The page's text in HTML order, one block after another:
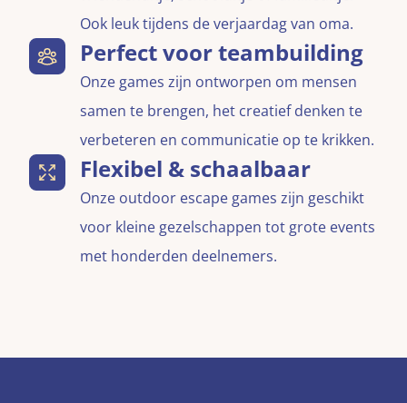
Ook leuk tijdens de verjaardag van oma.
Perfect voor teambuilding
Onze games zijn ontworpen om mensen
samen te brengen, het creatief denken te
verbeteren en communicatie op te krikken.
Flexibel & schaalbaar
Onze outdoor escape games zijn geschikt
voor kleine gezelschappen tot grote events
met honderden deelnemers.